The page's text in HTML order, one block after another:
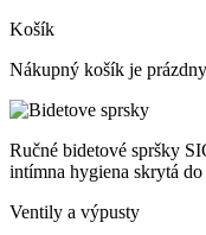
Košík
Nákupný košík je prázdny
Ručné bidetové spršky
intímna hygiena skrytá do
Ventily a výpusty